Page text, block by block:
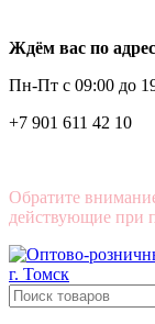
Ждём вас по
Пн-Пт с 09:00 до
+7 901 611 42 10
Обратите
действующие при